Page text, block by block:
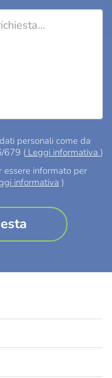
personali come da
679 ( Leggi informativa )
essere informato per
informativa )
e quanto costa
sapere